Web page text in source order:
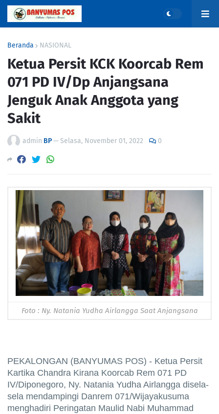
Beranda NASIONAL
Ketua Persit KCK Koorcab Rem
071 PD IV/Dp Anjangsana
Jenguk Anak Anggota yang
Sakit
admin BP—Selasa, November 01, 2022 0
Foto : Ny. Natania Yudha Airlangga Saat Anjangsana
PEKALONGAN (BANYUMAS POS) - Ketua Persit
Kartika Chandra Kirana Koorcab Rem 071 PD
IV/Diponegoro, Ny. Natania Yudha Airlangga disela-
sela mendampingi Danrem 071/Wijayakusuma
menghadiri Peringatan Maulid Nabi Muhammad